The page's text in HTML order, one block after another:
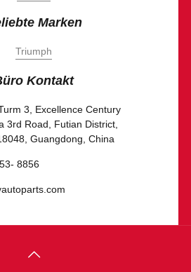
Marken
Triumph
Kontakt
3, Excellence Century
3rd Road, Futian District,
Guangdong, China
8856